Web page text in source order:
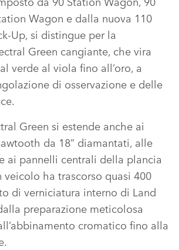
Wagon e dalla nuova 110
si distingue per la
Green cangiante, che vira
verde al viola fino all’oro, a
di osservazione e delle
Green si estende anche ai
da 18” diamantati, alle
ai pannelli centrali della plancia
veicolo ha trascorso quasi 400
di verniciatura interno di Land
preparazione meticolosa
cromatico fino alla